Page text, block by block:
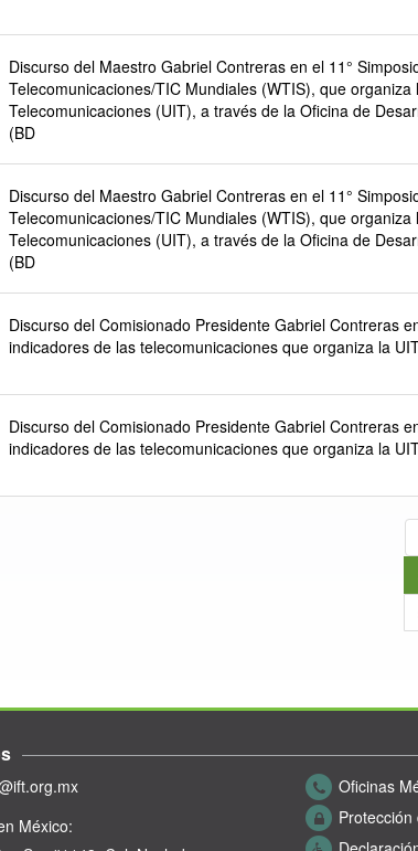
Discurso del Maestro Gabriel Contreras en el 11°
Telecomunicaciones/TIC Mundiales (WTIS), que
Telecomunicaciones (UIT), a través de la Oficina de
(BD
Discurso del Maestro Gabriel Contreras en el 11°
Telecomunicaciones/TIC Mundiales (WTIS), que
Telecomunicaciones (UIT), a través de la Oficina de
(BD
Discurso del Comisionado Presidente Gabriel Contreras
indicadores de las telecomunicaciones que organiza la
Discurso del Comisionado Presidente Gabriel Contreras
indicadores de las telecomunicaciones que organiza la
México:
Oficinas